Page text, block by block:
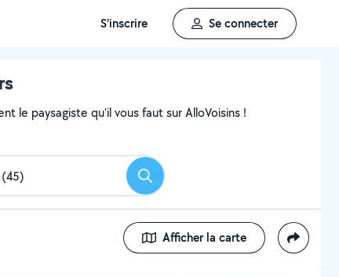
S'inscrire Se connecter
le paysagiste qu'il vous faut sur AlloVoisins !
Rechercher
Afficher la carte